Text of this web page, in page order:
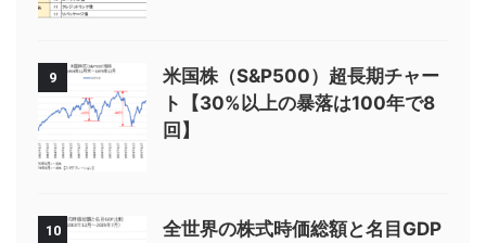
9
米国株（S&P500）超長期チャー
ト【30%以上の暴落は100年で8
回】
10
全世界の株式時価総額と名目GDP